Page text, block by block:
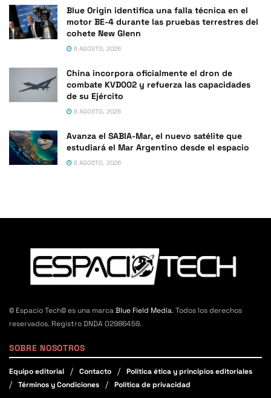
Blue Origin identifica una falla técnica en el
motor BE-4 durante las pruebas terrestres del
cohete New Glenn
6 AGOSTO, 2026
China incorpora oficialmente el dron de
combate KVD002 y refuerza las capacidades
de su Ejército
6 AGOSTO, 2026
Avanza el SABIA-Mar, el nuevo satélite que
estudiará el Mar Argentino desde el espacio
6 AGOSTO, 2026
© Espacio Tech© es una marcaBlue Field Media. Todos los derechos
reservados. Registro DNDA 02986459.
SOBRE NOSOTROS
Equipo editorial Contacto
Política ética y principios editoriales
Términos y Condiciones
Política de privacidad